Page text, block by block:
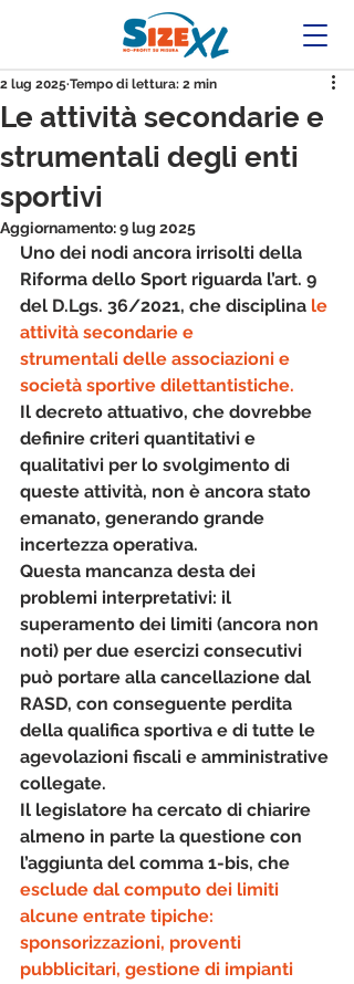
Le attività secondarie e
strumentali degli enti
sportivi
2 lug 2025 Tempo di lettura: 2 min
Aggiornamento:9 lug 2025
Uno dei nodi ancora irrisolti della
Riforma dello Sport riguarda l’art. 9
del D.Lgs. 36/2021, che disciplina le
attività secondarie e
strumentali delle associazioni e
società sportive dilettantistiche.
Il decreto attuativo, che dovrebbe
definire criteri quantitativi e
qualitativi per lo svolgimento di
queste attività, non è ancora stato
emanato, generando grande
incertezza operativa.
Questa mancanza desta dei
problemi interpretativi: il
superamento dei limiti (ancora non
noti) per due esercizi consecutivi
può portare alla cancellazione dal
RASD, con conseguente perdita
della qualifica sportiva e di tutte le
agevolazioni fiscali e amministrative
collegate.
Il legislatore ha cercato di chiarire
almeno in parte la questione con
l’aggiunta del comma 1-bis, che
esclude dal computo dei limiti
alcune entrate tipiche:
sponsorizzazioni, proventi
pubblicitari, gestione di impianti